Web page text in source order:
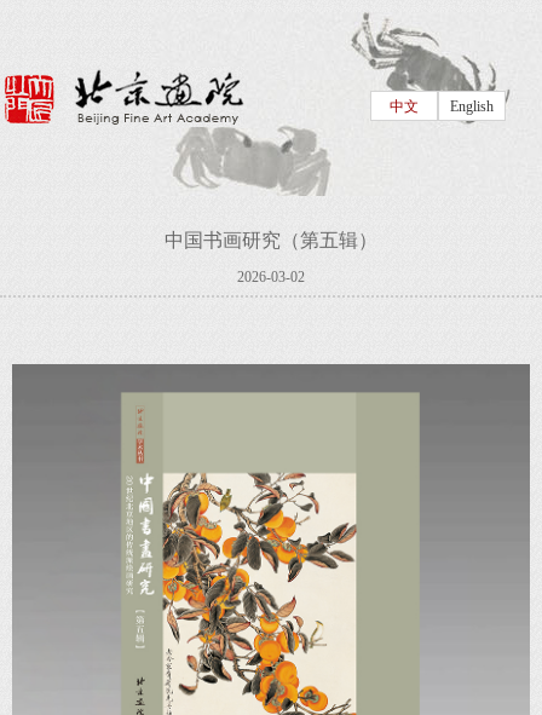
English
中文
中国书画研究（第五辑）
2026-03-02